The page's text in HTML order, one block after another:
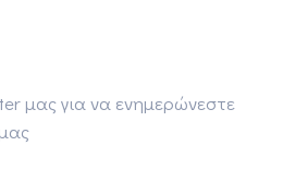
μας για να ενημερώνεστε